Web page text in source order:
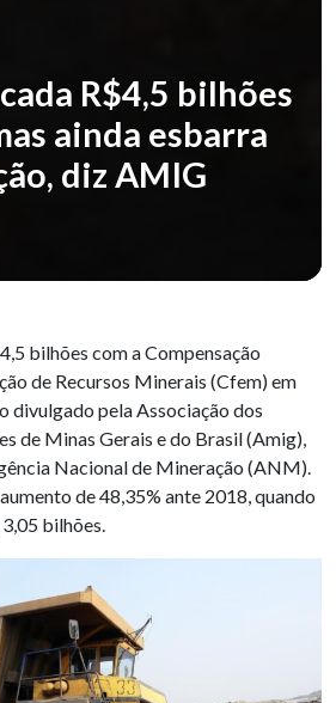
R$4,5 bilhões
ainda esbarra
diz AMIG
bilhões com a Compensação
de Recursos Minerais (Cfem) em
divulgado pela Associação dos
de Minas Gerais e do Brasil (Amig),
Nacional de Mineração (ANM).
de 48,35% ante 2018, quando
bilhões.